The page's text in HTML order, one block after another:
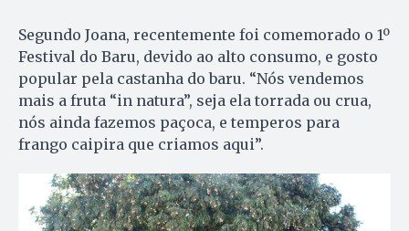
Segundo Joana, recentemente foi comemorado o 1º
Festival do Baru, devido ao alto consumo, e gosto
popular pela castanha do baru. “Nós vendemos
mais a fruta “in natura”, seja ela torrada ou crua,
nós ainda fazemos paçoca, e temperos para
frango caipira que criamos aqui”.